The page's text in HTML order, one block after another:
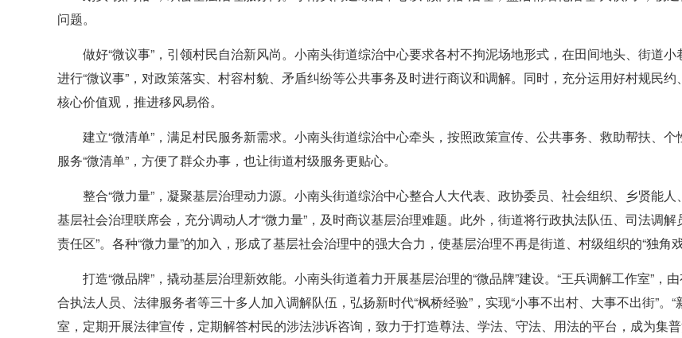
问题。
做好“微议事”，引领村民自治新风尚。小南头街道综治中心要求各村不拘泥场地形式，在田间地头、街道
进行“微议事”，对政策落实、村容村貌、矛盾纠纷等公共事务及时进行商议和调解。同时，充分运用好村规民
核心价值观，推进移风易俗。
建立“微清单”，满足村民服务新需求。小南头街道综治中心牵头，按照政策宣传、公共事务、救助帮扶、
服务“微清单”，方便了群众办事，也让街道村级服务更贴心。
整合“微力量”，凝聚基层治理动力源。小南头街道综治中心整合人大代表、政协委员、社会组织、乡贤能
基层社会治理联席会，充分调动人才“微力量”，及时商议基层治理难题。此外，街道将行政执法队伍、司法调
责任区”。各种“微力量”的加入，形成了基层社会治理中的强大合力，使基层治理不再是街道、村级组织的“独角戏
打造“微品牌”，撬动基层治理新效能。小南头街道着力开展基层治理的“微品牌”建设。“王兵调解工作室”
合执法人员、法律服务者等三十多人加入调解队伍，弘扬新时代“枫桥经验”，实现“小事不出村、大事不出街”
室，定期开展法律宣传，定期解答村民的涉法涉诉咨询，致力于打造尊法、学法、守法、用法的平台，成为集